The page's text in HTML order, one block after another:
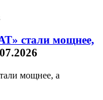
стали мощнее,